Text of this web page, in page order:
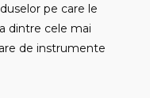
pe care le
dintre cele mai
de instrumente